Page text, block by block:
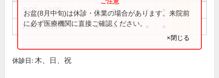
9:00～13:30 ● ● ● ●
15:00～19:00 ● ● ●
お盆(8月中旬)は休診・休業の場合があります。来院前
に必ず医療機関に直接ご確認ください。
×閉じる
休診日: 木、日、祝